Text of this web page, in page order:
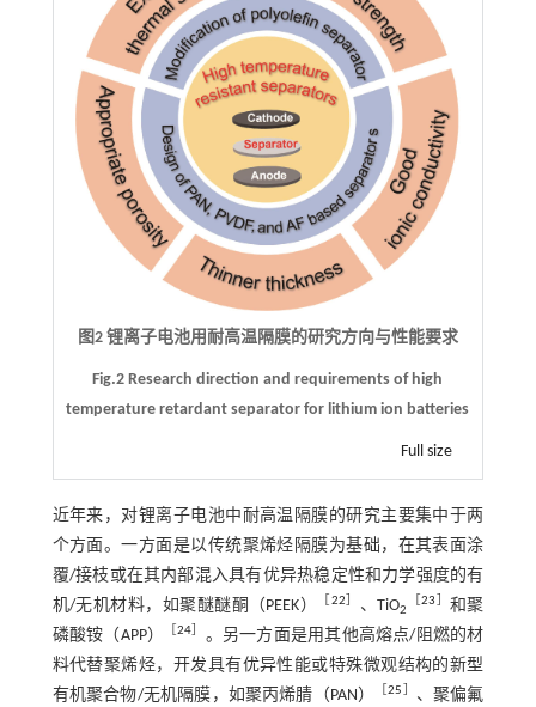
图2 锂离子电池用耐高温隔膜的研究方向与性能要求
Fig.2 Research direction and requirements of high
temperature retardant separator for lithium ion batteries
Full size
近年来，对锂离子电池中耐高温隔膜的研究主要集中于两
个方面。一方面是以传统聚烯烃隔膜为基础，在其表面涂
覆/接枝或在其内部混入具有优异热稳定性和力学强度的有
机/无机材料，如聚醚醚酮（PEEK）
22 、TiO2
［23
和聚
磷酸铵（APP）
［24
。另一方面是用其他高熔点/阻燃的材
料代替聚烯烃，开发具有优异性能或特殊微观结构的新型
有机聚合物/无机隔膜，如聚丙烯腈（PAN）
［25
、聚偏氟